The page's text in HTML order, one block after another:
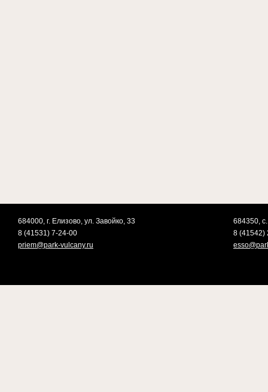
684000, г. Елизово, ул. Завойко, 33
8 (41531) 7-24-00
priem@park-vulcany.ru
684350,
8 (41542)